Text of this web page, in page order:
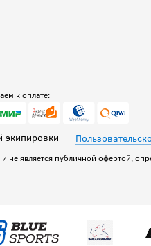
к оплате:
экипировки
не является публичной офертой,